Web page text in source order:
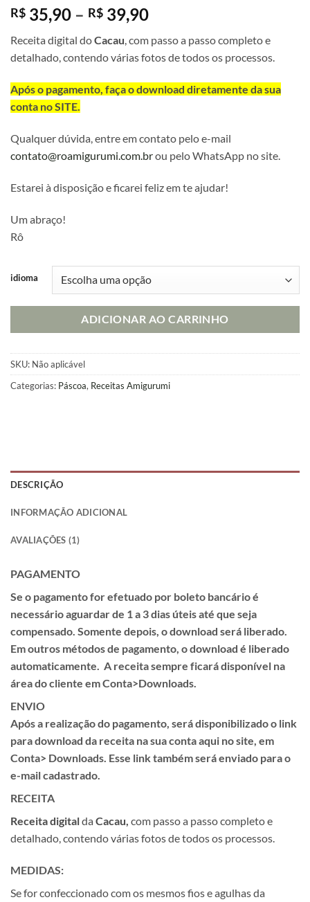
Avaliado
como5de
baseado em
1
avaliação
de cliente
R$ 35,90 – R$ 39,90Faixa
preço:
R$ 35,90
através
R$ 39,90
Receita digital doCacau, com passo a passo completo e
detalhado, contendo várias fotos de todos os processos.
Após o pagamento, faça o download diretamente da sua
conta no SITE.
Qualquer dúvida, entre em contato pelo e-mail
contato@roamigurumi.com.brou pelo WhatsApp no site.
Estarei à disposição e ficarei feliz em te ajudar!
Um abraço!
Rô
idioma
ADICIONAR AO CARRINHO
SKU: Não aplicável
Categorias: Páscoa, Receitas Amigurumi
DESCRIÇÃO
INFORMAÇÃO ADICIONAL
AVALIAÇÕES (1)
PAGAMENTO
Se o pagamento for efetuado por boleto bancário é
necessário aguardar de 1 a 3 dias úteisaté que seja
compensado. Somente depois, o download será liberado.
Em outros métodos de pagamento, o download é liberado
automaticamente. A receita sempre ficará disponível na
área do cliente emConta>Downloads.
ENVIO
Após a realização do pagamento, será disponibilizado o link
para download da receita na sua conta aqui no site, em
Conta> Downloads. Esse link também será enviado para o
e-mail cadastrado.
RECEITA
Receitadigitalda Cacau, com passo a passo completo e
detalhado, contendo várias fotos de todos os processos.
MEDIDAS:
Se for confeccionado com os mesmos fios e agulhas da